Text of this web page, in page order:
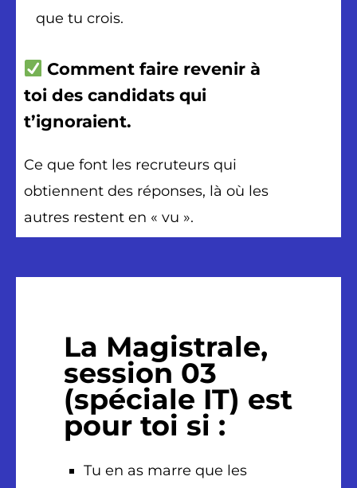
que tu crois.
Comment faire revenir à
toi des candidats qui
t’ignoraient.
Ce que font les recruteurs qui
obtiennent des réponses, là où les
autres restent en « vu ».
La Magistrale,
session 03
(spéciale IT) est
pour toi si :
Tu en as marre que les